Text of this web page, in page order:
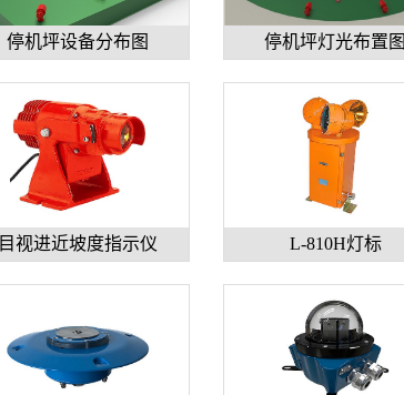
停机坪设备分布图 停机坪灯光布置图
目视进近坡度指示仪 L-810H灯标